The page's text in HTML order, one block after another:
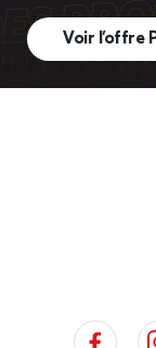
Voir l’offre